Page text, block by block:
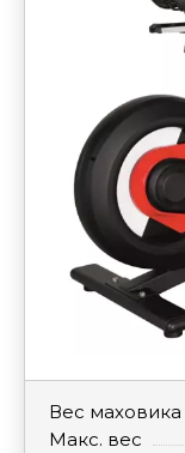
Вес маховика
Макс. вес